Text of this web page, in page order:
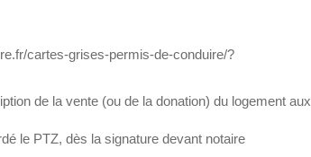
cartes-grises-permis-de-conduire/?
de la vente (ou de la donation) du logement aux
le PTZ, dès la signature devant notaire